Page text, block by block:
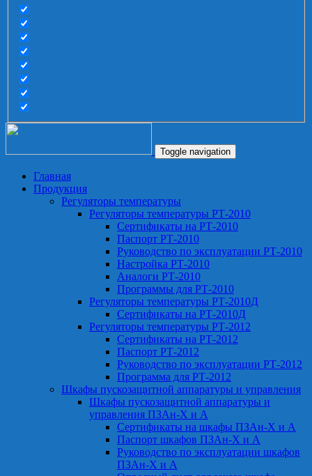
Toggle navigation
Главная
Продукция
Регуляторы температуры
Регуляторы температуры РТ-2010
Сертификаты на РТ-2010
Паспорт РТ-2010
Руководство по эксплуатации РТ-2010
Настройка РТ-2010
Аналоги РТ-2010
Программы для РТ-2010
Регуляторы температуры РТ-2010Д
Сертификаты на РТ-2010Д
Регуляторы температуры РТ-2012
Сертификаты на РТ-2012
Паспорт РТ-2012
Руководство по эксплуатации РТ-2012
Программа для РТ-2012
Шкафы пускозащитной аппаратуры и управления
Шкафы пускозащитной аппаратуры и
управления ПЗАн-Х и А
Сертификаты на шкафы ПЗАн-Х и А
Паспорт шкафов ПЗАн-Х и А
Руководство по эксплуатации шкафов
ПЗАн-Х и А